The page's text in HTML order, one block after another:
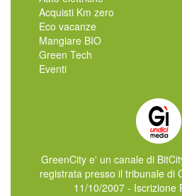
Acquisti Km zero
Eco vacanze
Mangiare BIO
Green Tech
Eventi
GreenCity e' un canale di
registrata presso il tribunale di
11/10/2007 - Iscrizione